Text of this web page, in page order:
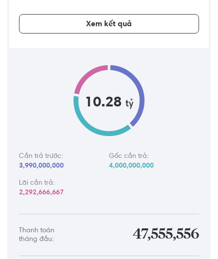
Xem kết quả
10.28 tỷ
Cần trả trước:
3,990,000,000
Gốc cần trả:
4,000,000,000
Lãi cần trả:
2,292,666,667
Thanh toán
tháng đầu:
47,555,556